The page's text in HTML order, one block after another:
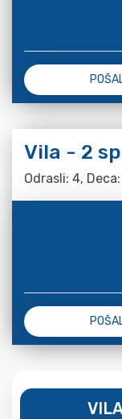
Vila - 2
Odrasli: 4,